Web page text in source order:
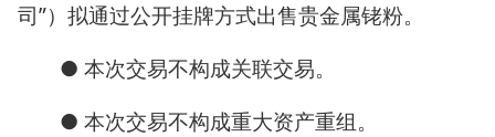
司”）拟通过公开挂牌方式出售贵金属铑粉。
● 本次交易不构成关联交易。
● 本次交易不构成重大资产重组。